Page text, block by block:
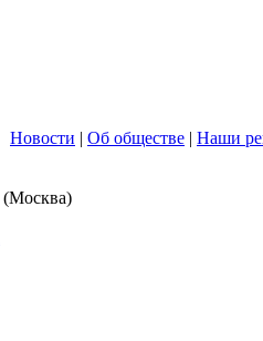
Новости | Об обществе | Наши
(Москва)